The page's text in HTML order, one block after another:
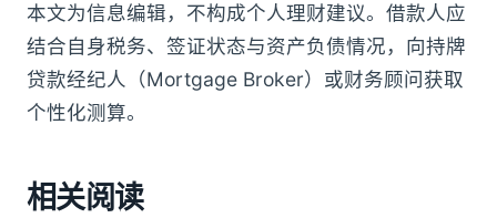
本文为信息编辑，不构成个人理财建议。借款人应
结合自身税务、签证状态与资产负债情况，向持牌
贷款经纪人（Mortgage Broker）或财务顾问获取
个性化测算。
相关阅读